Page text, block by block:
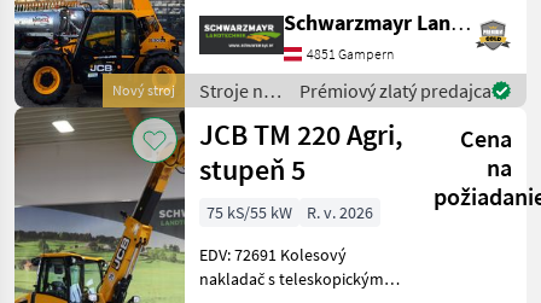
Nový stroj
0 tony - s výškou zdvihu 6, 0
metra - so 4-valcovým
motorom JCB Dieselmax
Common Rail (d
Schwarzmayr Landtechnik GmbH - Gampern
4851 Gampern
Stroje na
stavbu /
JCB
Prémiový zlatý predajca
JCB TM 220 Agri,
stupeň 5
Cena
na
75 kS/55 kW
R. v. 2026
EDV: 72691 Kolesový
nakladač s teleskopickým